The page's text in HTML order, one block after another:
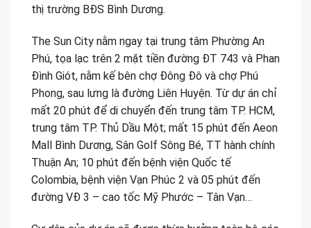
thị trường BĐS Bình Dương.
The Sun City nằm ngay tại trung tâm Phường An
Phú, tọa lạc trên 2 mặt tiền đường ĐT 743 và Phan
Đình Giót, nằm kế bên chợ Đông Đô và chợ Phú
Phong, sau lưng là đường Liên Huyện. Từ dự án chỉ
mất 20 phút để di chuyển đến trung tâm TP. HCM,
trung tâm TP. Thủ Dầu Một; mất 15 phút đến Aeon
Mall Bình Dương, Sân Golf Sông Bé, TT hành chính
Thuận An; 10 phút đến bệnh viện Quốc tế
Colombia, bệnh viện Vạn Phúc 2 và 05 phút đến
đường VĐ 3 – cao tốc Mỹ Phước – Tân Vạn…